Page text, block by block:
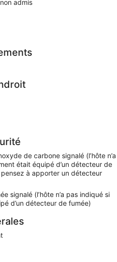
admis
de carbone signalé (l’hôte n’a
était équipé d’un détecteur de
à apporter un détecteur
signalé (l’hôte n’a pas indiqué si
d’un détecteur de fumée)